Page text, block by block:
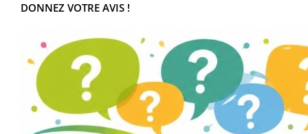
DONNEZ VOTRE AVIS !